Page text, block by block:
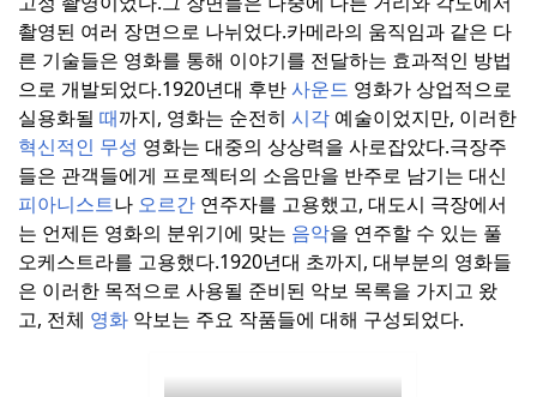
촬영된 여러 장면으로 나뉘었다.카메라의 움직임과 같은 다
른 기술들은 영화를 통해 이야기를 전달하는 효과적인 방법
으로 개발되었다.1920년대 후반사운드 영화가 상업적으로
실용화될 때까지, 영화는 순전히 시각 예술이었지만, 이러한
혁신적인 무성 영화는 대중의 상상력을 사로잡았다.극장주
들은 관객들에게 프로젝터의 소음만을 반주로 남기는 대신
피아니스트나 오르간 연주자를 고용했고, 대도시 극장에서
는 언제든 영화의 분위기에 맞는 음악을 연주할 수 있는 풀
오케스트라를 고용했다.1920년대 초까지, 대부분의 영화들
은 이러한 목적으로 사용될 준비된 악보 목록을 가지고 왔
고, 전체 영화 악보는 주요 작품들에 대해 구성되었다.